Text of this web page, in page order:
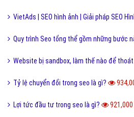
VietAds | SEO hình ảnh | Giải pháp SEO
Quy trình Seo tổng thể gồm những bước
Website bị sandbox, làm thế nào để thoát
Tỷ lệ chuyển đổi trong seo là gì?
Lợi tức đầu tư trong seo là gì? 921,000